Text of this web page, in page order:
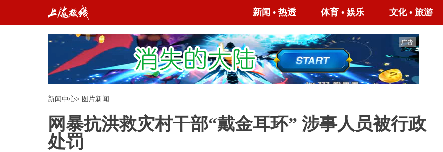
新闻 • 热透 体育 • 娱乐 文化• 旅游
新闻中心> 图片新闻
网暴抗洪救灾村干部“戴金耳环” 涉事人员被行政
处罚